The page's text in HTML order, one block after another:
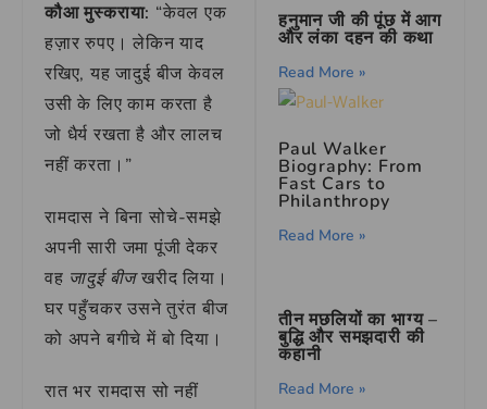
कौआ मुस्कराया: “केवल एक
हज़ार रुपए। लेकिन याद
रखिए, यह जादुई बीज केवल
उसी के लिए काम करता है
जो धैर्य रखता है और लालच
नहीं करता।”
रामदास ने बिना सोचे-समझे
अपनी सारी जमा पूंजी देकर
वह जादुई बीजखरीद लिया।
घर पहुँचकर उसने तुरंत बीज
को अपने बगीचे में बो दिया।
रात भर रामदास सो नहीं
हनुमान जी की पूंछ में आग
और लंका दहन की कथा
Read More »
Paul Walker
Biography: From
Fast Cars to
Philanthropy
Read More »
तीन मछलियों का भाग्य –
बुद्धि और समझदारी की
कहानी
Read More »